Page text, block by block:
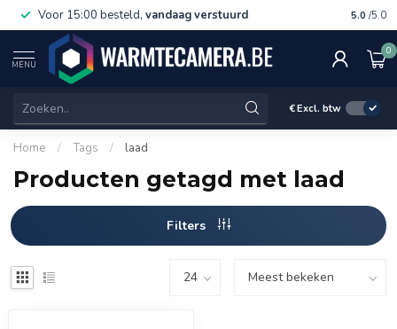
Voor 15:00 besteld, vandaag verstuurd Gratis
5.0 /5.0
MENU
0
€Excl. btw
Home / Tags / laad
Producten getagd met laad
Filters